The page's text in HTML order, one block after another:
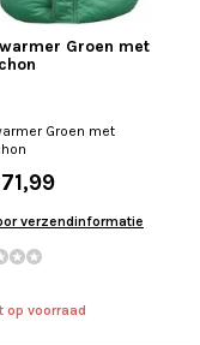
Groen met
Groen met
verzendinformatie
op voorraad